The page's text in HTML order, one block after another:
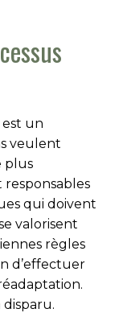
est un
veulent
plus
responsables
qui doivent
valorisent
règles
d’effectuer
disparu.